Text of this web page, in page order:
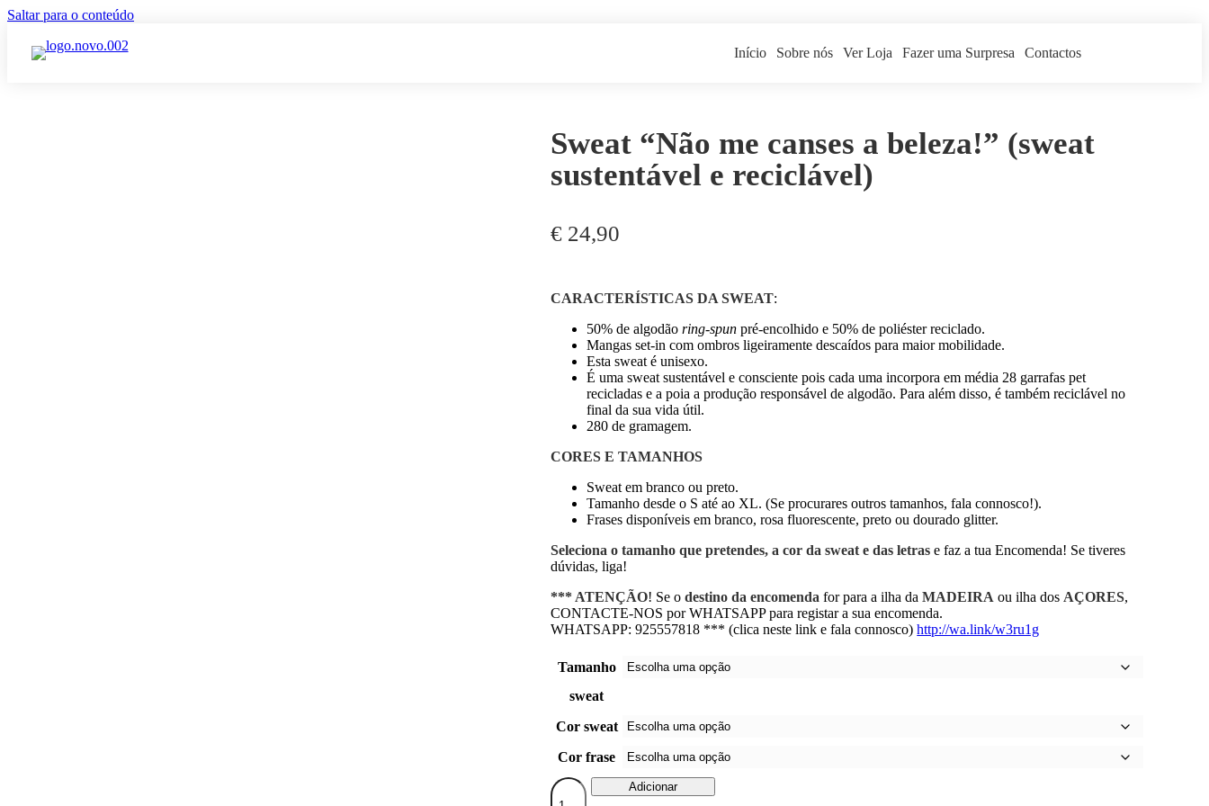
Saltar para o conteúdo
Início Sobre nós Ver Loja Fazer uma Surpresa Contactos
Sweat “Não me canses a beleza!” (sweat
sustentável e reciclável)
€ 24,90
CARACTERÍSTICAS DA SWEAT:
50% de algodãoring-spun pré-encolhido e 50% de poliéster reciclado.
Mangas set-in com ombros ligeiramente descaídos para maior mobilidade.
Esta sweat é unisexo.
É uma sweat sustentável e consciente pois cada uma incorpora em média 28 garrafas pet
recicladas e a poia a produção responsável de algodão. Para além disso, é também reciclável no
final da sua vida útil.
280 de gramagem.
CORES E TAMANHOS
Sweat em branco ou preto.
Tamanho desde o S até ao XL. (Se procurares outros tamanhos, fala connosco!).
Frases disponíveis em branco, rosa fluorescente, preto ou dourado glitter.
Seleciona o tamanho que pretendes, a cor da sweat e das letrase faz a tua Encomenda! Se tiveres
dúvidas, liga!
*** ATENÇÃO! Se odestino da encomenda for para a ilha daMADEIRA ou ilha dos AÇORES,
CONTACTE-NOS por WHATSAPP para registar a sua encomenda.
WHATSAPP: 925557818 *** (clica neste link e fala connosco)http://wa.link/w3ru1g
Tamanho
sweat
Cor sweat
Cor frase
Quantidade
de
Adicionar